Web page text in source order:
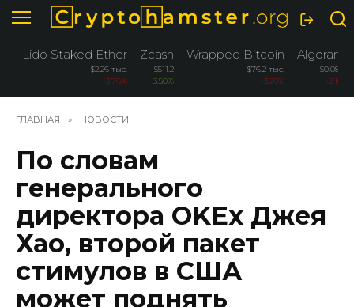
Перейти
содержанию
Lido Staked Ether
$2.26 тыс.
-3.76%
Zcash
$511.2
3.50%
Wrapped Bitcoin
$76.2 тыс.
-3.26%
Algorand
$0.0885
-2.10%
ГЛАВНАЯ » НОВОСТИ
По словам
генерального
директора OKEx Джея
Хао, второй пакет
стимулов в США
может поднять